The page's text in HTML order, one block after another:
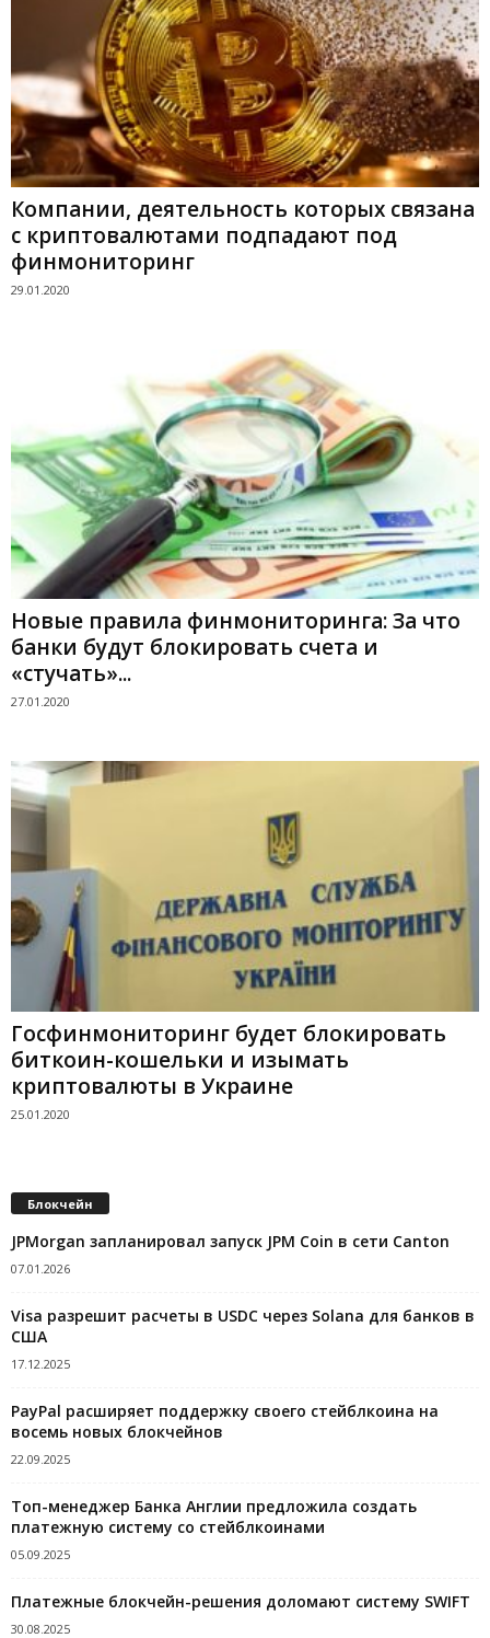
Компании, деятельность которых связана
с криптовалютами подпадают под
финмониторинг
29.01.2020
Новые правила финмониторинга: За что
банки будут блокировать счета и
«стучать»...
27.01.2020
Госфинмониторинг будет блокировать
биткоин-кошельки и изымать
криптовалюты в Украине
25.01.2020
Блокчейн
JPMorgan запланировал запуск JPM Coin в сети Canton
07.01.2026
Visa разрешит расчеты в USDC через Solana для банков в
США
17.12.2025
PayPal расширяет поддержку своего стейблкоина на
восемь новых блокчейнов
22.09.2025
Топ-менеджер Банка Англии предложила создать
платежную систему со стейблкоинами
05.09.2025
Платежные блокчейн-решения доломают систему SWIFT
30.08.2025